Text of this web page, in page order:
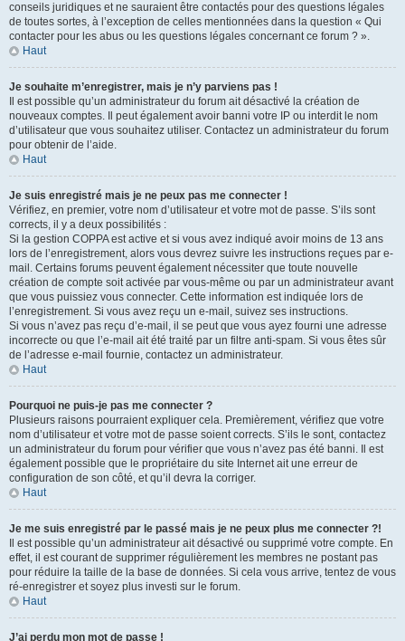
conseils juridiques et ne sauraient être contactés pour des questions légales
de toutes sortes, à l’exception de celles mentionnées dans la question « Qui
contacter pour les abus ou les questions légales concernant ce forum ? ».
Haut
Je souhaite m’enregistrer, mais je n’y parviens pas !
Il est possible qu’un administrateur du forum ait désactivé la création de
nouveaux comptes. Il peut également avoir banni votre IP ou interdit le nom
d’utilisateur que vous souhaitez utiliser. Contactez un administrateur du forum
pour obtenir de l’aide.
Haut
Je suis enregistré mais je ne peux pas me connecter !
Vérifiez, en premier, votre nom d’utilisateur et votre mot de passe. S’ils sont
corrects, il y a deux possibilités :
Si la gestion COPPA est active et si vous avez indiqué avoir moins de 13 ans
lors de l’enregistrement, alors vous devrez suivre les instructions reçues par e-
mail. Certains forums peuvent également nécessiter que toute nouvelle
création de compte soit activée par vous-même ou par un administrateur avant
que vous puissiez vous connecter. Cette information est indiquée lors de
l’enregistrement. Si vous avez reçu un e-mail, suivez ses instructions.
Si vous n’avez pas reçu d’e-mail, il se peut que vous ayez fourni une adresse
incorrecte ou que l’e-mail ait été traité par un filtre anti-spam. Si vous êtes sûr
de l’adresse e-mail fournie, contactez un administrateur.
Haut
Pourquoi ne puis-je pas me connecter ?
Plusieurs raisons pourraient expliquer cela. Premièrement, vérifiez que votre
nom d’utilisateur et votre mot de passe soient corrects. S’ils le sont, contactez
un administrateur du forum pour vérifier que vous n’avez pas été banni. Il est
également possible que le propriétaire du site Internet ait une erreur de
configuration de son côté, et qu’il devra la corriger.
Haut
Je me suis enregistré par le passé mais je ne peux plus me connecter ?!
Il est possible qu’un administrateur ait désactivé ou supprimé votre compte. En
effet, il est courant de supprimer régulièrement les membres ne postant pas
pour réduire la taille de la base de données. Si cela vous arrive, tentez de vous
ré-enregistrer et soyez plus investi sur le forum.
Haut
J’ai perdu mon mot de passe !